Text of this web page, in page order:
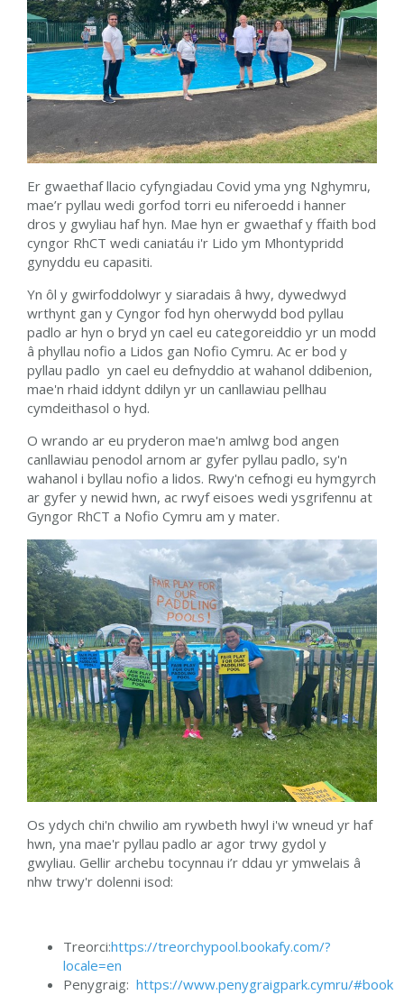
Er gwaethaf llacio cyfyngiadau Covid yma yng Nghymru,
mae’r pyllau wedi gorfod torri eu niferoedd i hanner
dros y gwyliau haf hyn. Mae hyn er gwaethaf y ffaith bod
cyngor RhCT wedi caniatáu i'r Lido ym Mhontypridd
gynyddu eu capasiti.
Yn ôl y gwirfoddolwyr y siaradais â hwy, dywedwyd
wrthynt gan y Cyngor fod hyn oherwydd bod pyllau
padlo ar hyn o bryd yn cael eu categoreiddio yr un modd
â phyllau nofio a Lidos gan Nofio Cymru. Ac er bod y
pyllau padlo yn cael eu defnyddio at wahanol ddibenion,
mae'n rhaid iddynt ddilyn yr un canllawiau pellhau
cymdeithasol o hyd.
O wrando ar eu pryderon mae'n amlwg bod angen
canllawiau penodol arnom ar gyfer pyllau padlo, sy'n
wahanol i byllau nofio a lidos. Rwy'n cefnogi eu hymgyrch
ar gyfer y newid hwn, ac rwyf eisoes wedi ysgrifennu at
Gyngor RhCT a Nofio Cymru am y mater.
Os ydych chi'n chwilio am rywbeth hwyl i'w wneud yr haf
hwn, yna mae'r pyllau padlo ar agor trwy gydol y
gwyliau. Gellir archebu tocynnau i’r ddau yr ymwelais â
nhw trwy'r dolenni isod:
Treorci:https://treorchypool.bookafy.com/?
locale=en
Penygraig: https://www.penygraigpark.cymru/#book